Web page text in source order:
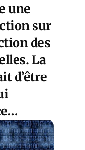
une
sur
des
La
d’être